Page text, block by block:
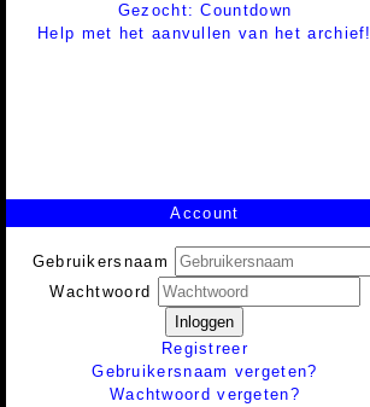
Gezocht: Countdown
Help met het aanvullen van het archief!
Account
Gebruikersnaam
Wachtwoord
Inloggen
Registreer
Gebruikersnaam vergeten?
Wachtwoord vergeten?